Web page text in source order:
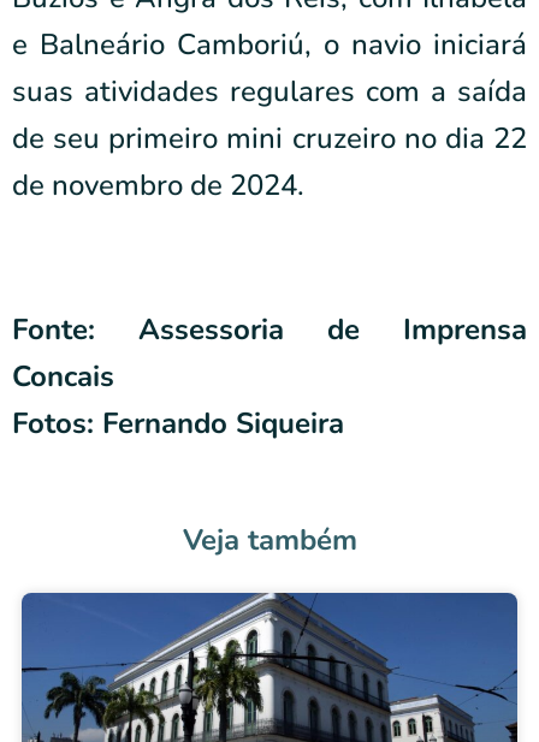
e Balneário Camboriú, o navio iniciará
suas atividades regulares com a saída
de seu primeiro mini cruzeiro no dia 22
de novembro de 2024.
Fonte: Assessoria de Imprensa
Concais
Fotos: Fernando Siqueira
Veja também